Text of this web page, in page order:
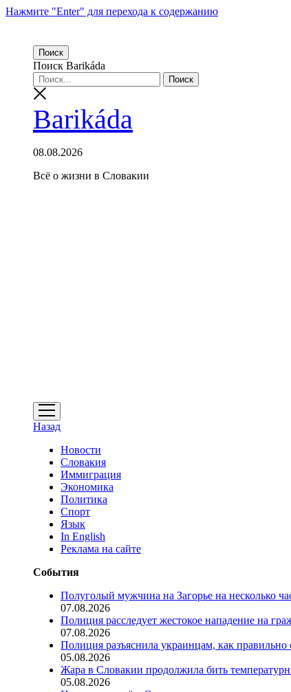
Нажмите "Enter" для перехода к содержанию
Поиск
Поиск Barikáda
Barikáda
08.08.2026
Всё о жизни в Словакии
открыть
меню
Назад
Новости
Словакия
Иммиграция
Экономика
Политика
Спорт
Язык
In English
Реклама на сайте
События
Полуголый мужчина на Загорье на несколько
07.08.2026
Полиция расследует жестокое нападение на
07.08.2026
Полиция разъяснила украинцам, как
05.08.2026
Жара в Словакии продолжила бить
05.08.2026